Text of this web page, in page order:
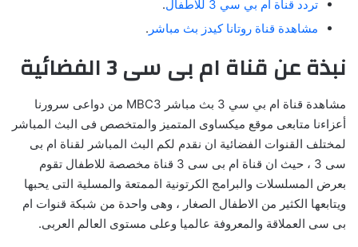
تردد قناة ام بي سي 3 للاطفال
.
مشاهدة قناة روتانا كيدز بث مباشر .
نبذة عن قناة ام بى سى 3 الفضائية
مشاهدة قناة ام بي سي 3 بث مباشر MBC3 من دواعى سرورنا
أعزاءنا متابعى موقع ميكساوى المتميز والمتخصص فى البث المباشر
لمختلف القنوات الفضائية ان نقدم لكم البث المباشر لقناة ام بى
سى 3 ، حيث ان قناة ام بى سى 3 قناة مخصصة للاطفال تقوم
بعرض المسلسلات والبرامج الكرتونية الممتعة والمسلية التى يحبها
ويتابعها الكثير من الاطفال الصغار ، وهى واحدة من شبكة قنوات ام
بى سى العملاقة والمعروفة عالميا وعلى مستوى العالم العربى.